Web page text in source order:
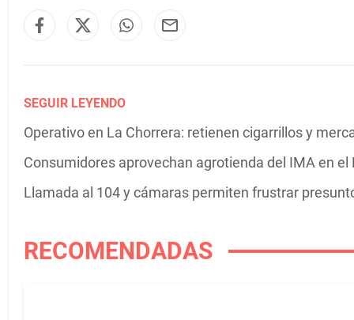
SEGUIR LEYENDO
Operativo en La Chorrera: retienen cigarrillos y
Consumidores aprovechan agrotienda del IMA en
Llamada al 104 y cámaras permiten frustrar
RECOMENDADAS